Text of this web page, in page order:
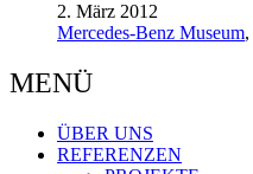
2. März 2012
Mercedes-Benz Museum,
MENÜ
ÜBER UNS
REFERENZEN